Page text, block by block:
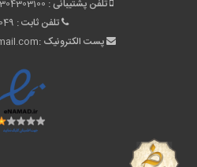
تلفن پشتیبانی :
تلفن ثابت :
پست الکترونیک :